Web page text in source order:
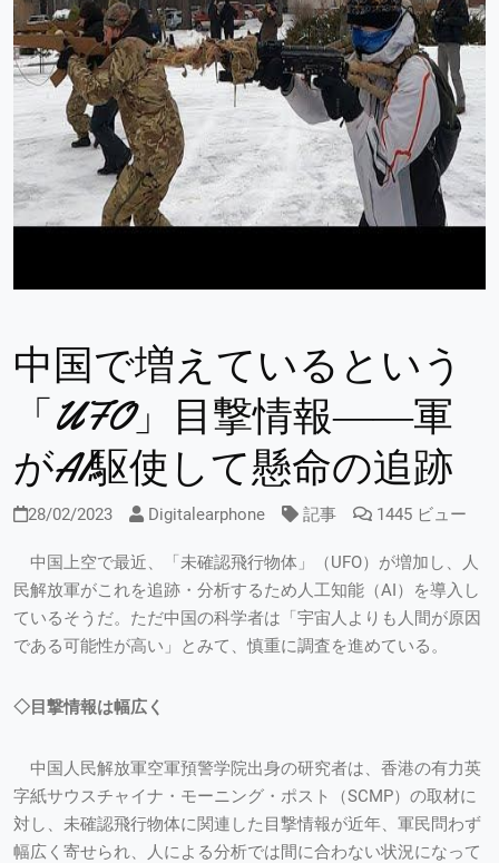
中国で増えているという
「UFO」目撃情報――軍
がAI駆使して懸命の追跡
28/02/2023 Digitalearphone 記事 1445 ビュー
中国上空で最近、「未確認飛行物体」（UFO）が増加し、人
民解放軍がこれを追跡・分析するため人工知能（AI）を導入し
ているそうだ。ただ中国の科学者は「宇宙人よりも人間が原因
である可能性が高い」とみて、慎重に調査を進めている。
◇目撃情報は幅広く
中国人民解放軍空軍預警学院出身の研究者は、香港の有力英
字紙サウスチャイナ・モーニング・ポスト（SCMP）の取材に
対し、未確認飛行物体に関連した目撃情報が近年、軍民問わず
幅広く寄せられ、人による分析では間に合わない状況になって